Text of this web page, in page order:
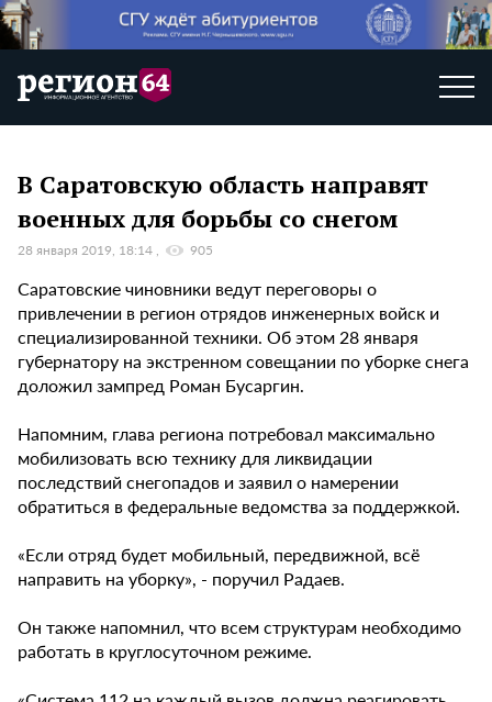
В Саратовскую область направят
военных для борьбы со снегом
28 января 2019, 18:14 905
Саратовские чиновники ведут переговоры о
привлечении в регион отрядов инженерных войск и
специализированной техники. Об этом 28 января
губернатору на экстренном совещании по уборке снега
доложил зампред Роман Бусаргин.
Напомним, глава региона потребовал максимально
мобилизовать всю технику для ликвидации
последствий снегопадов и заявил о намерении
обратиться в федеральные ведомства за поддержкой.
«Если отряд будет мобильный, передвижной, всё
направить на уборку», - поручил Радаев.
Он также напомнил, что всем структурам необходимо
работать в круглосуточном режиме.